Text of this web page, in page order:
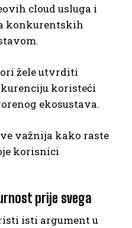
cloud usluga i
konkurentskih
žele utvrditi
koristeći
ekosustava.
važnija kako raste
korisnici
prije svega
isti argument u